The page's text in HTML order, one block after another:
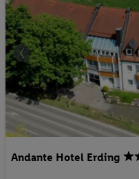
Andante Hotel Erding